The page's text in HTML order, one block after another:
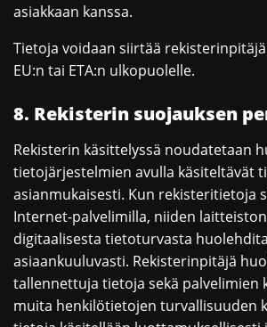
asiakkaan kanssa.
Tietoja voidaan siirtää
EU:n tai ETA:n ulkopuolelle.
8. Rekisterin suojauksen
Rekisterin käsittelyssä noudatetaan
tietojärjestelmien avulla käsiteltävät
asianmukaisesti. Kun rekisteritietoja
Internet-palvelimilla, niiden
digitaalisesta tietoturvasta
asiaankuuluvasti. Rekisterinpitäjä
tallennettuja tietoja sekä palvelimien
muita henkilötietojen turvallisuuden